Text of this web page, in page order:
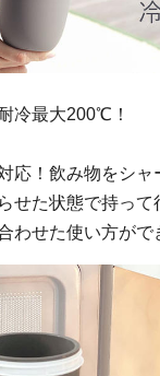
冷最大200℃！
応！飲み物をシャ
せた状態で持っ
わせた使い方がで